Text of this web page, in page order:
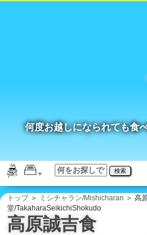
検索
何度お越しになられても食
トップ＞ ミシチャラン/Mishicharan ＞ 高
堂/TakaharaSeikichiShokudo
高原誠吉食